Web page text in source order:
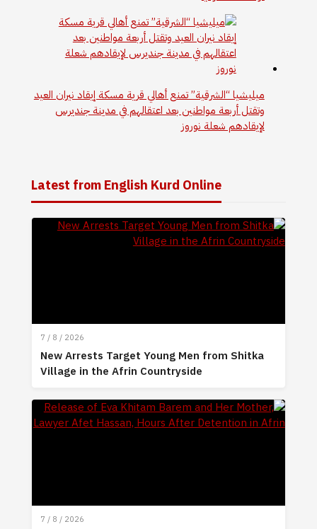
ميليشيا “الشرقية” تمنع أهالي قرية مسكة إيقاد نيران العيد
وتقتل أربعة مواطنين بعد اعتقالهم في مدينة جنديرس
لإيقادهم شعلة نوروز
Latest from English Kurd Online
7 / 8 / 2026
New Arrests Target Young Men from Shitka
Village in the Afrin Countryside
7 / 8 / 2026